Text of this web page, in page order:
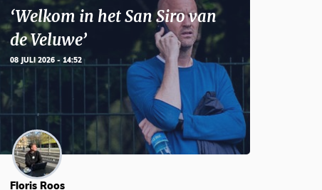
‘Welkom in het San Siro van
de Veluwe’
08 JULI 2026 - 14:52
Floris Roos